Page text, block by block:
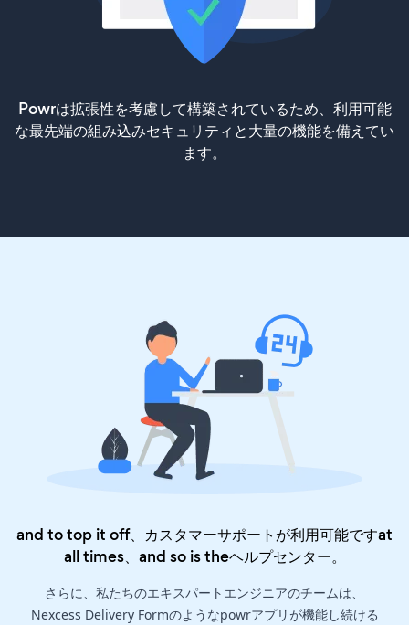
Powrは拡張性を考慮して構築されているため、利用可能
な最先端の組み込みセキュリティと大量の機能を備えてい
ます。
and to top it off、カスタマーサポートが利用可能ですat
all times、and so is theヘルプセンター。
さらに、私たちのエキスパートエンジニアのチームは、
Nexcess Delivery Formのようなpowrアプリが機能し続ける